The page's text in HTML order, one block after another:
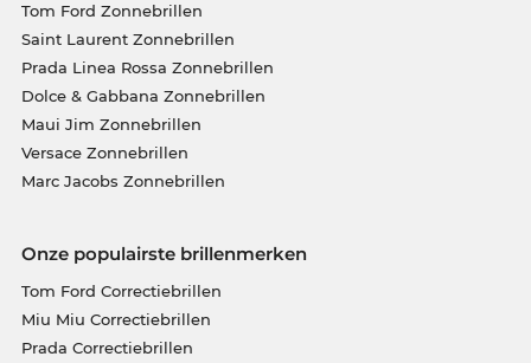
Tom Ford Zonnebrillen
Saint Laurent Zonnebrillen
Prada Linea Rossa Zonnebrillen
Dolce & Gabbana Zonnebrillen
Maui Jim Zonnebrillen
Versace Zonnebrillen
Marc Jacobs Zonnebrillen
Onze populairste brillenmerken
Tom Ford Correctiebrillen
Miu Miu Correctiebrillen
Prada Correctiebrillen